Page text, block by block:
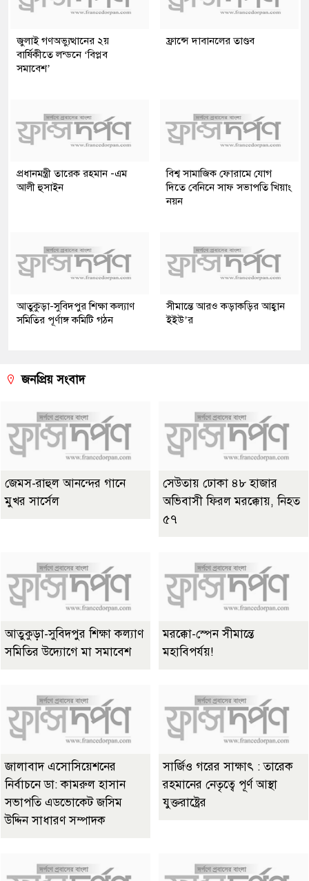
জুলাই গণঅভ্যুত্থানের ২য়
বার্ষিকীতে লন্ডনে ‘বিপ্লব
সমাবেশ’
ফ্রান্সে দাবানলের তাণ্ডব
প্রধানমন্ত্রী তারেক রহমান -এম
আলী হুসাইন
বিশ্ব সামাজিক ফোরামে যোগ
দিতে বেনিনে সাফ সভাপতি খিয়াং
নয়ন
আতুকুড়া-সুবিদপুর শিক্ষা কল্যাণ
সমিতির পূর্ণাঙ্গ কমিটি গঠন
সীমান্তে আরও কড়াকড়ির আহ্বান
ইইউ’র
জনপ্রিয় সংবাদ
জেমস-রাহুল আনন্দের গানে
মুখর সার্সেল
সেউতায় ঢোকা ৪৮ হাজার
অভিবাসী ফিরল মরক্কোয়, নিহত
৫৭
আতুকুড়া-সুবিদপুর শিক্ষা কল্যাণ
সমিতির উদ্যোগে মা সমাবেশ
মরক্কো-স্পেন সীমান্তে
মহাবিপর্যয়!
জালাবাদ এসোসিয়েশনের
নির্বাচনে ডা: কামরুল হাসান
সভাপতি এডভোকেট জসিম
উদ্দিন সাধারণ সম্পাদক
সার্জিও গরের সাক্ষাৎ : তারেক
রহমানের নেতৃত্বে পূর্ণ আস্থা
যুক্তরাষ্ট্রের